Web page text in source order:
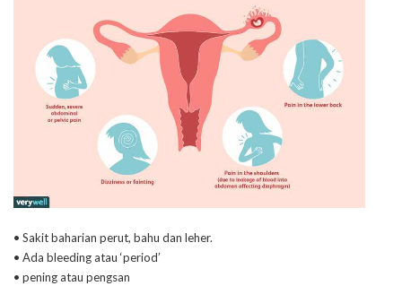
• Sakit baharian perut, bahu dan leher.
• Ada bleeding atau ‘period’
• pening atau pengsan